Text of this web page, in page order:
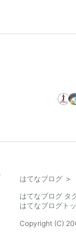
はてなブログ >
はてなブログ タ
はてなブログト
Copyright (C)